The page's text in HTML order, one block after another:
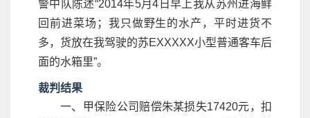
警中队陈述“2014年5月4日早上我从苏州进海鲜
回前进菜场；我只做野生的水产，平时进货不
多，货放在我驾驶的苏EXXXXX小型普通客车后
面的水箱里”。
裁判结果
一、甲保险公司赔偿朱某损失17420元，扣